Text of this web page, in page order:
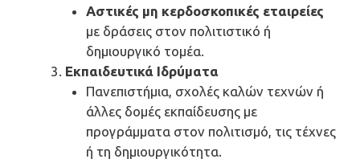
Αστικές μη κερδοσκοπικές εταιρείες
με δράσεις στον πολιτιστικό ή
δημιουργικό τομέα.
Εκπαιδευτικά Ιδρύματα
Πανεπιστήμια, σχολές καλών τεχνών ή
άλλες δομές εκπαίδευσης με
προγράμματα στον πολιτισμό, τις τέχνες
ή τη δημιουργικότητα.